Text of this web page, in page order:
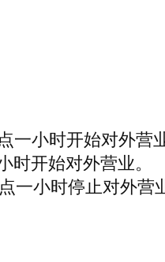
小时开始对外营业
开始对外营业。
小时停止对外营